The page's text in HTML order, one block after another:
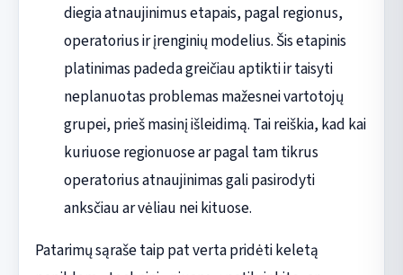
diegia atnaujinimus etapais, pagal regionus,
operatorius ir įrenginių modelius. Šis etapinis
platinimas padeda greičiau aptikti ir taisyti
neplanuotas problemas mažesnei vartotojų
grupei, prieš masinį išleidimą. Tai reiškia, kad kai
kuriuose regionuose ar pagal tam tikrus
operatorius atnaujinimas gali pasirodyti
anksčiau ar vėliau nei kituose.
Patarimų sąraše taip pat verta pridėti keletą